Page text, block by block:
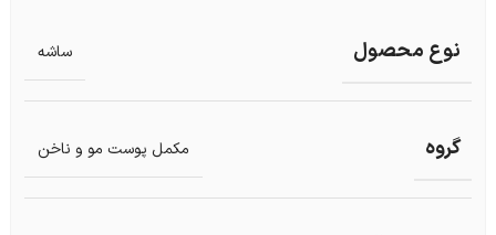
نوع محصول ساشه
گروه مکمل پوست مو و ناخن